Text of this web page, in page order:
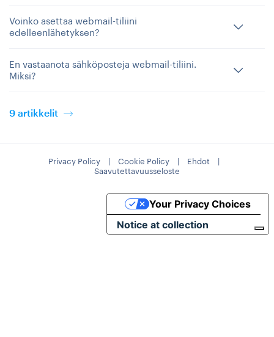
Voinko asettaa webmail-tiliini
edelleenlähetyksen?
En vastaanota sähköposteja webmail-tiliini.
Miksi?
9 artikkelit
Privacy Policy | Cookie Policy | Ehdot
|
Saavutettavuusseloste
Notice at collection
Your Privacy Choices